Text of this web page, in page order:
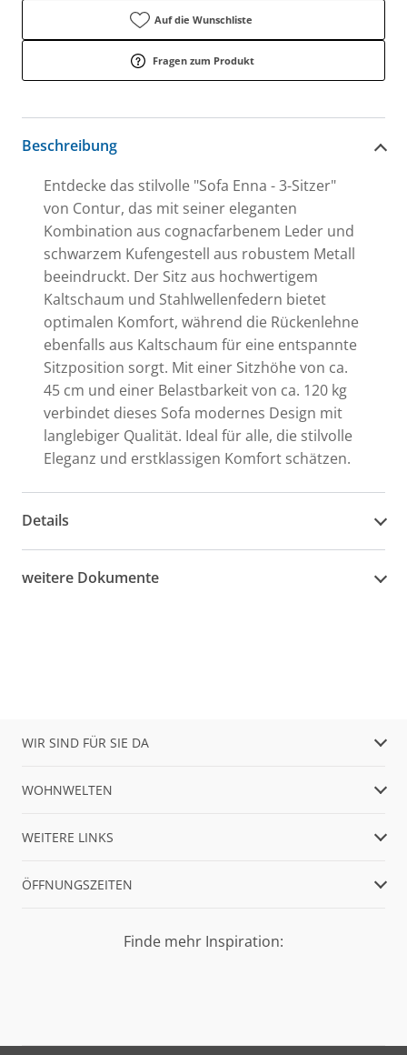
Auf die Wunschliste
Fragen zum Produkt
Beschreibung
Entdecke das stilvolle "Sofa Enna - 3-Sitzer"
von Contur, das mit seiner eleganten
Kombination aus cognacfarbenem Leder und
schwarzem Kufengestell aus robustem Metall
beeindruckt. Der Sitz aus hochwertigem
Kaltschaum und Stahlwellenfedern bietet
optimalen Komfort, während die Rückenlehne
ebenfalls aus Kaltschaum für eine entspannte
Sitzposition sorgt. Mit einer Sitzhöhe von ca.
45 cm und einer Belastbarkeit von ca. 120 kg
verbindet dieses Sofa modernes Design mit
langlebiger Qualität. Ideal für alle, die stilvolle
Eleganz und erstklassigen Komfort schätzen.
Details
weitere Dokumente
WIR SIND FÜR SIE DA
WOHNWELTEN
WEITERE LINKS
ÖFFNUNGSZEITEN
Finde mehr Inspiration: